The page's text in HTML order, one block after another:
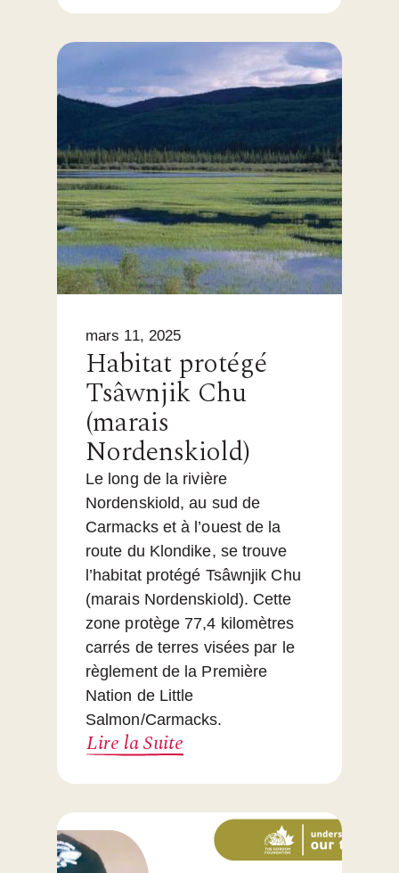
mars 11, 2025
Habitat protégé
Tsâwnjik Chu
(marais
Nordenskiold)
Le long de la rivière
Nordenskiold, au sud de
Carmacks et à l’ouest de la
route du Klondike, se trouve
l’habitat protégé Tsâwnjik Chu
(marais Nordenskiold). Cette
zone protège 77,4 kilomètres
carrés de terres visées par le
règlement de la Première
Nation de Little
Salmon/Carmacks.
Lire la Suite